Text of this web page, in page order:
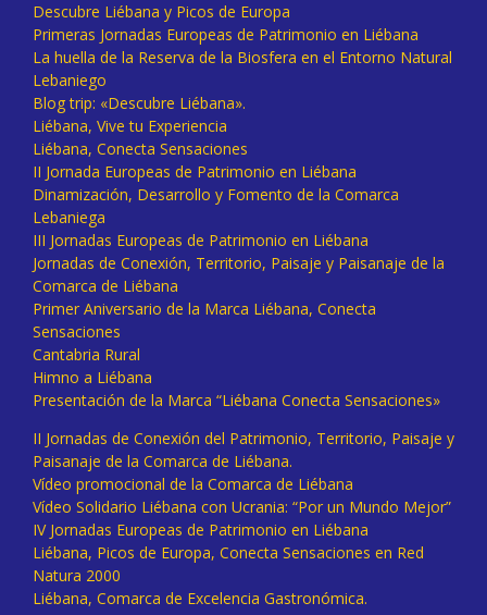
Descubre Liébana y Picos de Europa
Primeras Jornadas Europeas de Patrimonio en Liébana
La huella de la Reserva de la Biosfera en el Entorno Natural
Lebaniego
Blog trip: «Descubre Liébana».
Liébana, Vive tu Experiencia
Liébana, Conecta Sensaciones
II Jornada Europeas de Patrimonio en Liébana
Dinamización, Desarrollo y Fomento de la Comarca
Lebaniega
III Jornadas Europeas de Patrimonio en Liébana
Jornadas de Conexión, Territorio, Paisaje y Paisanaje de la
Comarca de Liébana
Primer Aniversario de la Marca Liébana, Conecta
Sensaciones
Cantabria Rural
Himno a Liébana
Presentación de la Marca “Liébana Conecta Sensaciones»
II Jornadas de Conexión del Patrimonio, Territorio, Paisaje y
Paisanaje de la Comarca de Liébana.
Vídeo promocional de la Comarca de Liébana
Vídeo Solidario Liébana con Ucrania: “Por un Mundo Mejor”
IV Jornadas Europeas de Patrimonio en Liébana
Liébana, Picos de Europa, Conecta Sensaciones en Red
Natura 2000
Liébana, Comarca de Excelencia Gastronómica.